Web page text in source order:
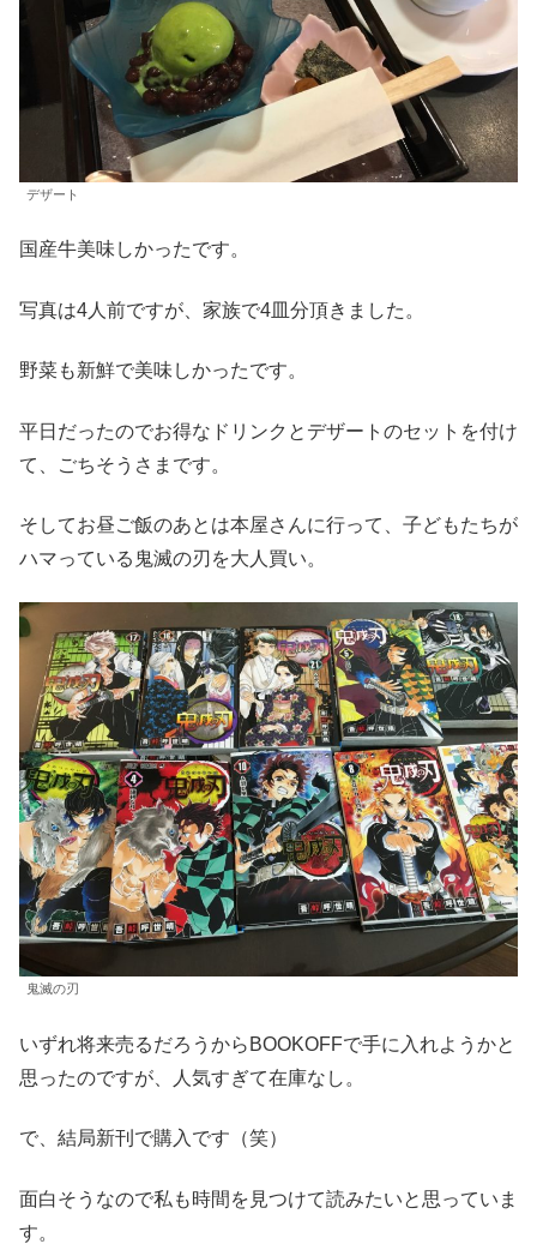
デザート
国産牛美味しかったです。
写真は4人前ですが、家族で4皿分頂きました。
野菜も新鮮で美味しかったです。
平日だったのでお得なドリンクとデザートのセットを付け
て、ごちそうさまです。
そしてお昼ご飯のあとは本屋さんに行って、子どもたちが
ハマっている鬼滅の刃を大人買い。
鬼滅の刃
いずれ将来売るだろうからBOOKOFFで手に入れようかと
思ったのですが、人気すぎて在庫なし。
で、結局新刊で購入です（笑）
面白そうなので私も時間を見つけて読みたいと思っていま
す。